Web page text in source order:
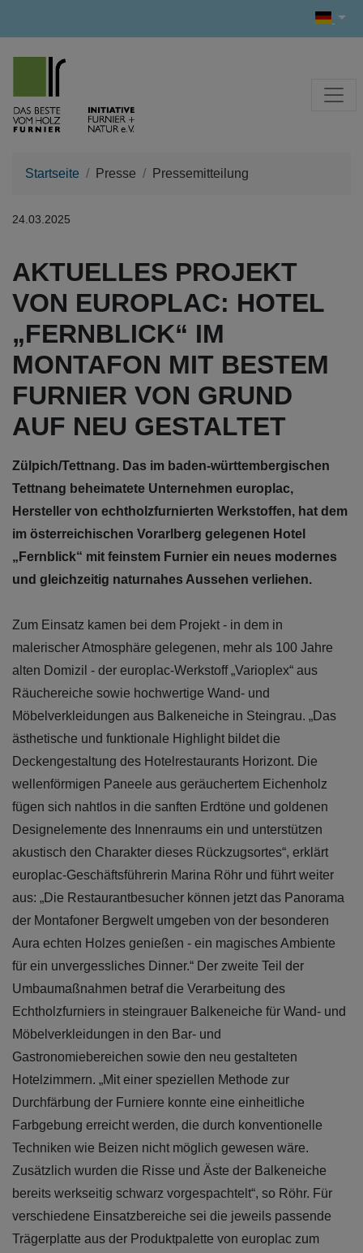
Startseite Presse Pressemitteilung
24.03.2025
AKTUELLES PROJEKT
VON EUROPLAC: HOTEL
„FERNBLICK“ IM
MONTAFON MIT BESTEM
FURNIER VON GRUND
AUF NEU GESTALTET
Zülpich/Tettnang. Das im baden-württembergischen
Tettnang beheimatete Unternehmen europlac,
Hersteller von echtholzfurnierten Werkstoffen, hat dem
im österreichischen Vorarlberg gelegenen Hotel
„Fernblick“ mit feinstem Furnier ein neues modernes
und gleichzeitig naturnahes Aussehen verliehen.
Zum Einsatz kamen bei dem Projekt - in dem in
malerischer Atmosphäre gelegenen, mehr als 100 Jahre
alten Domizil - der europlac-Werkstoff „Varioplex“ aus
Räuchereiche sowie hochwertige Wand- und
Möbelverkleidungen aus Balkeneiche in Steingrau. „Das
ästhetische und funktionale Highlight bildet die
Deckengestaltung des Hotelrestaurants Horizont. Die
wellenförmigen Paneele aus geräuchertem Eichenholz
fügen sich nahtlos in die sanften Erdtöne und goldenen
Designelemente des Innenraums ein und unterstützen
akustisch den Charakter dieses Rückzugsortes“, erklärt
europlac-Geschäftsführerin Marina Röhr und führt weiter
aus: „Die Restaurantbesucher können jetzt das Panorama
der Montafoner Bergwelt umgeben von der besonderen
Aura echten Holzes genießen - ein magisches Ambiente
für ein unvergessliches Dinner.“ Der zweite Teil der
Umbaumaßnahmen betraf die Verarbeitung des
Echtholzfurniers in steingrauer Balkeneiche für Wand- und
Möbelverkleidungen in den Bar- und
Gastronomiebereichen sowie den neu gestalteten
Hotelzimmern. „Mit einer speziellen Methode zur
Durchfärbung der Furniere konnte eine einheitliche
Farbgebung erreicht werden, die durch konventionelle
Techniken wie Beizen nicht möglich gewesen wäre.
Zusätzlich wurden die Risse und Äste der Balkeneiche
bereits werkseitig schwarz vorgespachtelt“, so Röhr. Für
verschiedene Einsatzbereiche sei die jeweils passende
Trägerplatte aus der Produktpalette von europlac zum